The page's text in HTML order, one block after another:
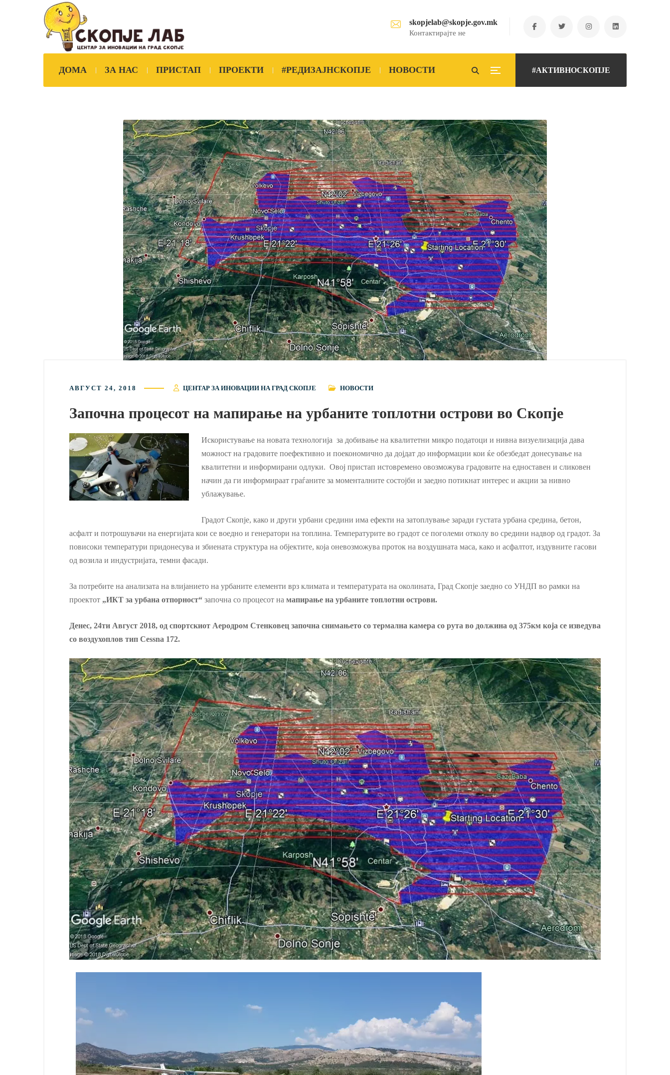
skopjelab@skopje.gov.mk
Контактирајте не
#АКТИВНОСКОПЈЕ
ДОМА ЗА НАС ПРИСТАП ПРОЕКТИ #РЕДИЗАЈНСКОПЈЕ НОВОСТИ
АВГУСТ 24, 2018 ЦЕНТАР ЗА ИНОВАЦИИ НА ГРАД СКОПЈЕ НОВОСТИ
Започна процесот на мапирање на урбаните топлотни острови во Скопје
Искористување на новата технологија за добивање на квалитетни микро податоци и нивна визуелизација дава
можност на градовите поефективно и поекономично да дојдат до информации кои ќе обезбедат донесување на
квалитетни и информирани одлуки. Овој пристап истовремено овозможува градовите на едноставен и сликовен
начин да ги информираат граѓаните за моменталните состојби и заедно потикнат интерес и акции за нивно
ублажување.
Градот Скопје, како и други урбани средини има ефекти на затоплување заради густата урбана средина, бетон,
асфалт и потрошувачи на енергијата кои се воедно и генератори на топлина. Температурите во градот се поголеми отколу во средини надвор од градот. За
повисоки температури придонесува и збиената структура на објектите, која оневозможува проток на воздушната маса, како и асфалтот, издувните гасови
од возила и индустријата, темни фасади.
За потребите на анализата на влијанието на урбаните елементи врз климата и температурата на околината, Град Скопје заедно со УНДП во рамки на
проектот „ИКТ за урбана отпорност“ започна со процесот на мапирање на урбаните топлотни острови.
Денес, 24ти Август 2018, од спортскиот Аеродром Стенковец започна снимањето со термална камера со рута во должина од 375км која се изведува
со воздухоплов тип Cessna 172.